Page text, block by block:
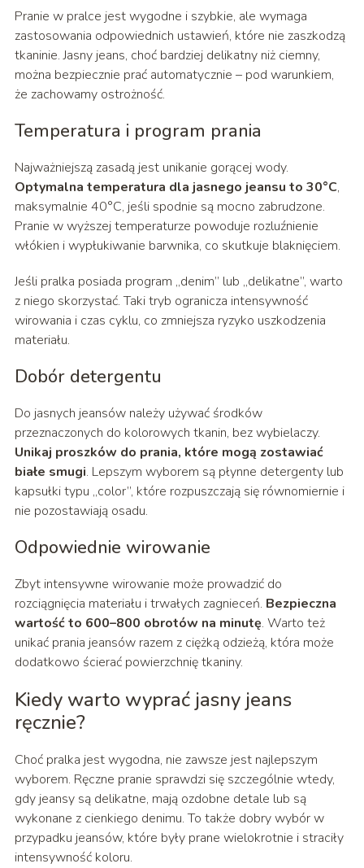
Pranie w pralce jest wygodne i szybkie, ale wymaga
zastosowania odpowiednich ustawień, które nie zaszkodzą
tkaninie. Jasny jeans, choć bardziej delikatny niż ciemny,
można bezpiecznie prać automatycznie – pod warunkiem,
że zachowamy ostrożność.
Temperatura i program prania
Najważniejszą zasadą jest unikanie gorącej wody.
Optymalna temperatura dla jasnego jeansu to 30°C,
maksymalnie 40°C, jeśli spodnie są mocno zabrudzone.
Pranie w wyższej temperaturze powoduje rozluźnienie
włókien i wypłukiwanie barwnika, co skutkuje blaknięciem.
Jeśli pralka posiada program „denim” lub „delikatne”, warto
z niego skorzystać. Taki tryb ogranicza intensywność
wirowania i czas cyklu, co zmniejsza ryzyko uszkodzenia
materiału.
Dobór detergentu
Do jasnych jeansów należy używać środków
przeznaczonych do kolorowych tkanin, bez wybielaczy.
Unikaj proszków do prania, które mogą zostawiać
białe smugi. Lepszym wyborem są płynne detergenty lub
kapsułki typu „color”, które rozpuszczają się równomiernie i
nie pozostawiają osadu.
Odpowiednie wirowanie
Zbyt intensywne wirowanie może prowadzić do
rozciągnięcia materiału i trwałych zagnieceń. Bezpieczna
wartość to 600–800 obrotów na minutę. Warto też
unikać prania jeansów razem z ciężką odzieżą, która może
dodatkowo ścierać powierzchnię tkaniny.
Kiedy warto wyprać jasny jeans
ręcznie?
Choć pralka jest wygodna, nie zawsze jest najlepszym
wyborem. Ręczne pranie sprawdzi się szczególnie wtedy,
gdy jeansy są delikatne, mają ozdobne detale lub są
wykonane z cienkiego denimu. To także dobry wybór w
przypadku jeansów, które były prane wielokrotnie i straciły
intensywność koloru.